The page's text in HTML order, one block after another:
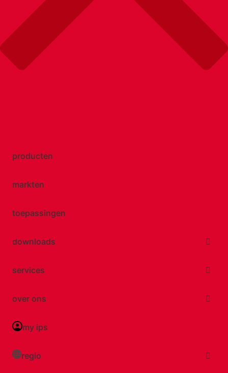
producten
markten
toepassingen
downloads
services
over ons
my ips
regio